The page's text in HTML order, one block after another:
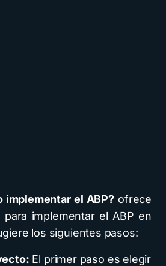
implementar el ABP?ofrece
implementar el ABP en
los siguientes pasos:
El primer paso es elegir